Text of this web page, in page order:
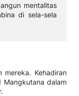
mentalitas
di sela-sela
mereka. Kehadiran
Mangkutana dalam